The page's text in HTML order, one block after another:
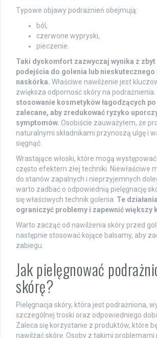
Typowe objawy podrażnień obejmują:
ból,
czerwone wypryski,
pieczenie.
Taki dyskomfort zazwyczaj wynika z
podejścia do golenia lub nieskutecznego
naskórka. Właściwe nawilżenie jest
zwiększa odporność skóry na podrażnienia.
stosowanie kosmetyków łagodzących
zalecane, aby zredukować ryzyko
symptomów. Osobiście zauważyłem, że
naturalnymi składnikami przynoszą ulgę i
sięgnąć.
Wrastające włoski, które mogą
często efektem złej techniki. Niewłaściwe
do stanów zapalnych i nieprzyjemnych
warto zadbać o odpowiednią pielęgnację
się właściwych technik golenia. Te
ograniczyć problemy i zapewnić większy
Warto zacząć od nawilżenia skóry przed
następnie stosować kojące balsamy, aby
zabiegu.
Jak pielęgnować
skórę?
Pielęgnacja skóry, która jest podrażniona,
szczególnej troski oraz odpowiedniego
Zaleca się korzystanie z produktów, które
nawilżać skórę. Osoby z takimi problemami